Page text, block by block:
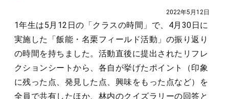
2022年5月12日
1年生は5月12日の「クラスの時間」で、4月30日に
実施した「飯能・名栗フィールド活動」の振り返り
の時間を持ちました。活動直後に提出されたリフレ
クションシートから、各自が挙げたポイント（印象
に残った点、発見した点、興味をもった点など）を
全員で共有したほか、林内のクイズラリーの回答と